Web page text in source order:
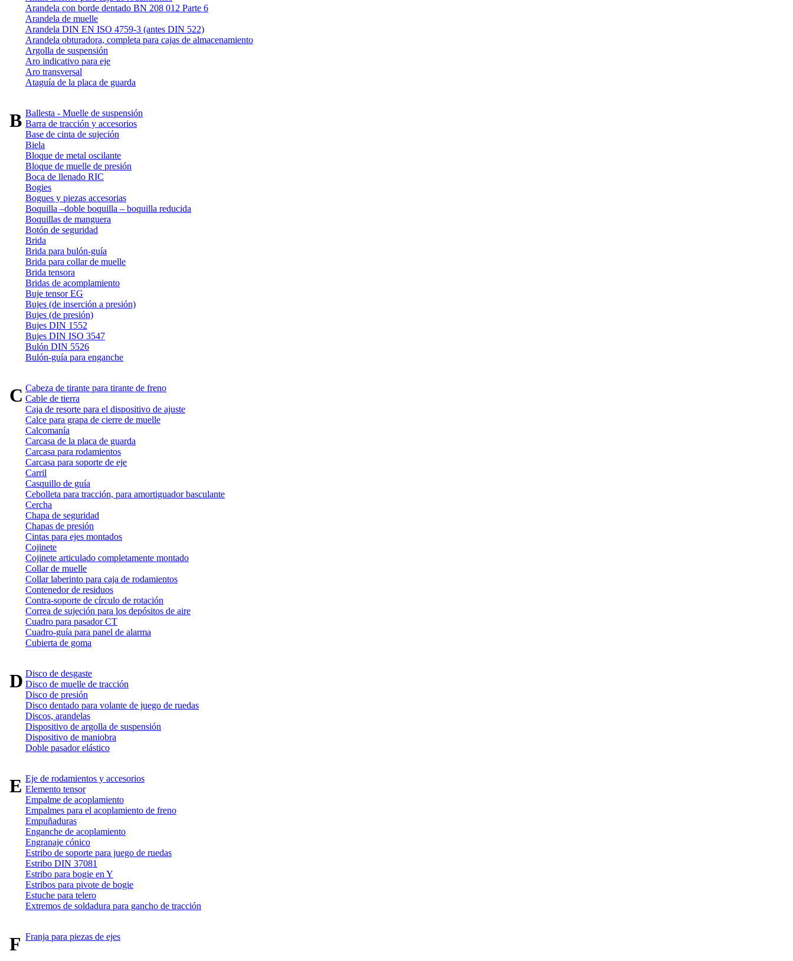
Arandela con borde dentado BN 208 012 Parte 6
Arandela de muelle
Arandela DIN EN ISO 4759-3 (antes DIN 522)
Arandela obturadora, completa para cajas de almacenamiento
Argolla de suspensión
Aro indicativo para eje
Aro transversal
Ataguía de la placa de guarda
BBallesta - Muelle de suspensión
Barra de tracción y accesorios
Base de cinta de sujeción
Biela
Bloque de metal oscilante
Bloque de muelle de presión
Boca de llenado RIC
Bogies
Bogues y piezas accesorias
Boquilla –doble boquilla – boquilla reducida
Boquillas de manguera
Botón de seguridad
Brida
Brida para bulón-guía
Brida para collar de muelle
Brida tensora
Bridas de acomplamiento
Buje tensor EG
Bujes (de inserción a presión)
Bujes (de presión)
Bujes DIN 1552
Bujes DIN ISO 3547
Bulón DIN 5526
Bulón-guía para enganche
CCabeza de tirante para tirante de freno
Cable de tierra
Caja de resorte para el dispositivo de ajuste
Calce para grapa de cierre de muelle
Calcomanía
Carcasa de la placa de guarda
Carcasa para rodamientos
Carcasa para soporte de eje
Carril
Casquillo de guía
Cebolleta para tracción, para amortiguador basculante
Cercha
Chapa de seguridad
Chapas de presión
Cintas para ejes montados
Cojinete
Cojinete articulado completamente montado
Collar de muelle
Collar laberinto para caja de rodamientos
Contenedor de residuos
Contra-soporte de círculo de rotación
Correa de sujeción para los depósitos de aire
Cuadro para pasador CT
Cuadro-guía para panel de alarma
Cubierta de goma
DDisco de desgaste
Disco de muelle de tracción
Disco de presión
Disco dentado para volante de juego de ruedas
Discos, arandelas
Dispositivo de argolla de suspensión
Dispositivo de maniobra
Doble pasador elástico
EEje de rodamientos y accesorios
Elemento tensor
Empalme de acoplamiento
Empalmes para el acoplamiento de freno
Empuñaduras
Enganche de acoplamiento
Engranaje cónico
Estribo de soporte para juego de ruedas
Estribo DIN 37081
Estribo para bogie en Y
Estribos para pivote de bogie
Estuche para telero
Extremos de soldadura para gancho de tracción
FFranja para piezas de ejes